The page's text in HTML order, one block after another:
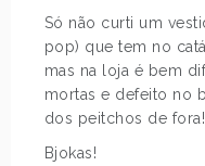
Só não curti um
pop) que tem no
mas na loja é bem
mortas e defeito no
dos peitchos de fora!
Bjokas!